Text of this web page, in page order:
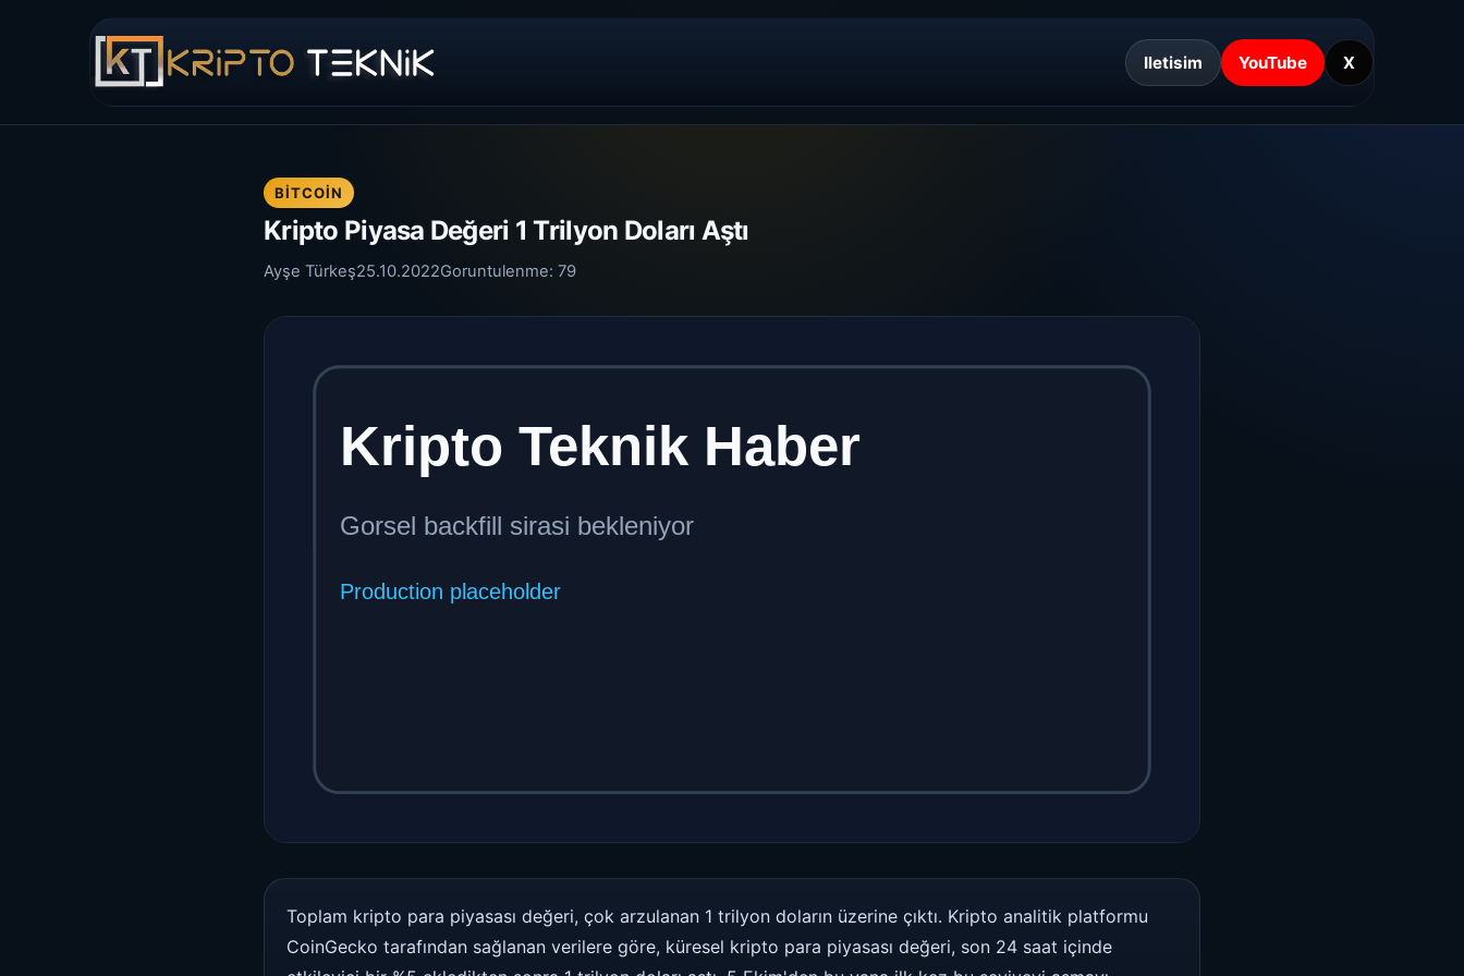
Iletisim YouTube X
BITCOIN
Kripto Piyasa Değeri 1 Trilyon Doları Aştı
Ayşe Türkeş25.10.2022Goruntulenme: 79
Toplam kripto para piyasası değeri, çok arzulanan 1 trilyon doların üzerine çıktı. Kripto analitik platformu
CoinGecko tarafından sağlanan verilere göre, küresel kripto para piyasası değeri, son 24 saat içinde